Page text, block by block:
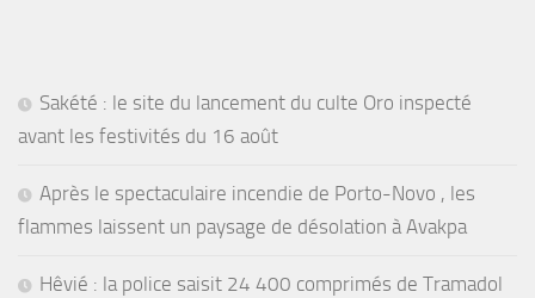
Sakété : le site du lancement du culte Oro inspecté
avant les festivités du 16 août
Après le spectaculaire incendie de Porto-Novo , les
flammes laissent un paysage de désolation à Avakpa
Hêvié : la police saisit 24 400 comprimés de Tramadol